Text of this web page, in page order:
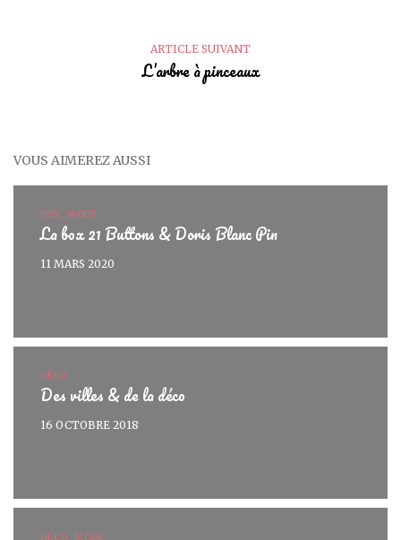
ARTICLE SUIVANT
L’arbre à pinceaux
VOUS AIMEREZ AUSSI
BOX, MODE
La box 21 Buttons & Doris Blanc Pin
11 MARS 2020
DÉCO
Des villes & de la déco
16 OCTOBRE 2018
DÉCO, MODE